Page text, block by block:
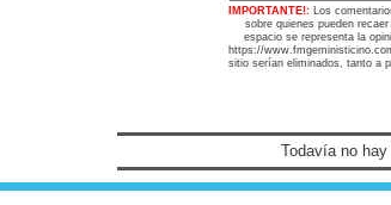
IMPORTANTE!:
Los
sobre quienes pueden
espacio se representa la
https://
sitio serían eliminados, tanto a
Todavía no